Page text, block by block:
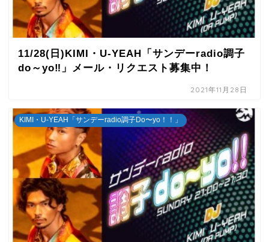
11/28(日)KIMI・U-YEAH「サンデーradio調子
do～yo‼」メール・リクエスト募集中！
2021年11月28日
KIMI・U-YEAH「サンデーradio調子Do〜yo！！」